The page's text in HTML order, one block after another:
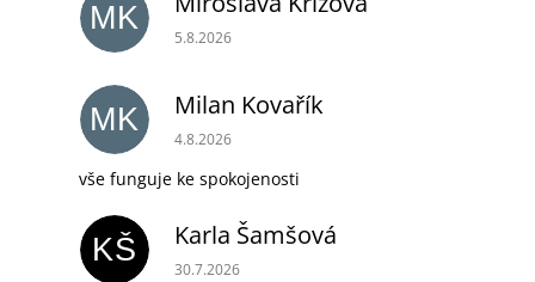
MK Hodnocení obchodu je 5 z 5 hvězdiček.
5.8.2026
MK Milan Kovařík
Hodnocení obchodu je 5 z 5 hvězdiček.
4.8.2026
vše funguje ke spokojenosti
KŠ Karla Šamšová
Hodnocení obchodu je 5 z 5 hvězdiček.
30.7.2026